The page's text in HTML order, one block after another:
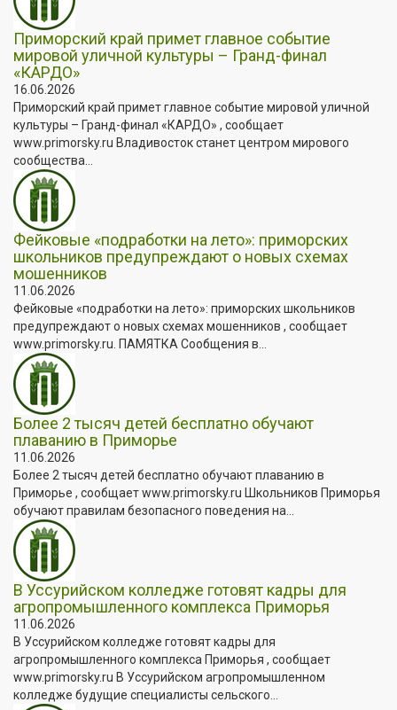
Приморский край примет главное событие
мировой уличной культуры – Гранд-финал
«КАРДО»
16.06.2026
Приморский край примет главное событие мировой уличной
культуры – Гранд-финал «КАРДО» , сообщает
www.primorsky.ru Владивосток станет центром мирового
сообщества...
Фейковые «подработки на лето»: приморских
школьников предупреждают о новых схемах
мошенников
11.06.2026
Фейковые «подработки на лето»: приморских школьников
предупреждают о новых схемах мошенников , сообщает
www.primorsky.ru. ПАМЯТКА Сообщения в...
Более 2 тысяч детей бесплатно обучают
плаванию в Приморье
11.06.2026
Более 2 тысяч детей бесплатно обучают плаванию в
Приморье , сообщает www.primorsky.ru Школьников Приморья
обучают правилам безопасного поведения на...
В Уссурийском колледже готовят кадры для
агропромышленного комплекса Приморья
11.06.2026
В Уссурийском колледже готовят кадры для
агропромышленного комплекса Приморья , сообщает
www.primorsky.ru В Уссурийском агропромышленном
колледже будущие специалисты сельского...